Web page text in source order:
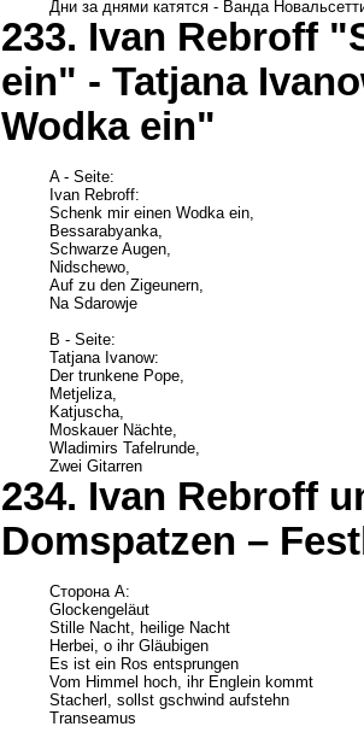
233. Ivan Rebroff
ein" - Tatjana
Wodka ein"
A - Seite:
Ivan Rebroff:
Schenk mir einen Wodka ein,
Bessarabyanka,
Schwarze Augen,
Nidschewo,
Auf zu den Zigeunern,
Na Sdarowje
B - Seite:
Tatjana Ivanow:
Der trunkene Pope,
Metjeliza,
Katjuscha,
Moskauer Nächte,
Wladimirs Tafelrunde,
234. Ivan Rebroff
Domspatzen ‎–
Сторона А:
Glockengeläut
Stille Nacht, heilige Nacht
Herbei, o ihr Gläubigen
Es ist ein Ros entsprungen
Vom Himmel hoch, ihr Englein kommt
Stacherl, sollst gschwind aufstehn
Transeamus